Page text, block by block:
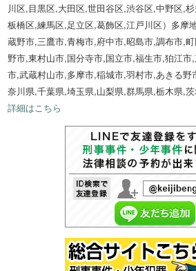
川区,目黒区,大田区,世田谷区,渋谷区,中野区,
板橋区,練馬区,足立区,葛飾区,江戸川区）多摩
蔵野市,三鷹市,青梅市,府中市,昭島市,調布市,
野市,東村山市,国分寺市,国立市,福生市,狛江
市,武蔵村山市,多摩市,稲城市,羽村市,あきる野
奈川県,千葉県,埼玉県,山梨県,群馬県,栃木県,
詳細はこちら